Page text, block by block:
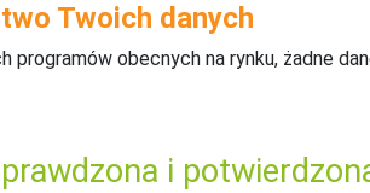
Twoich danych
programów obecnych na rynku, żadne
i